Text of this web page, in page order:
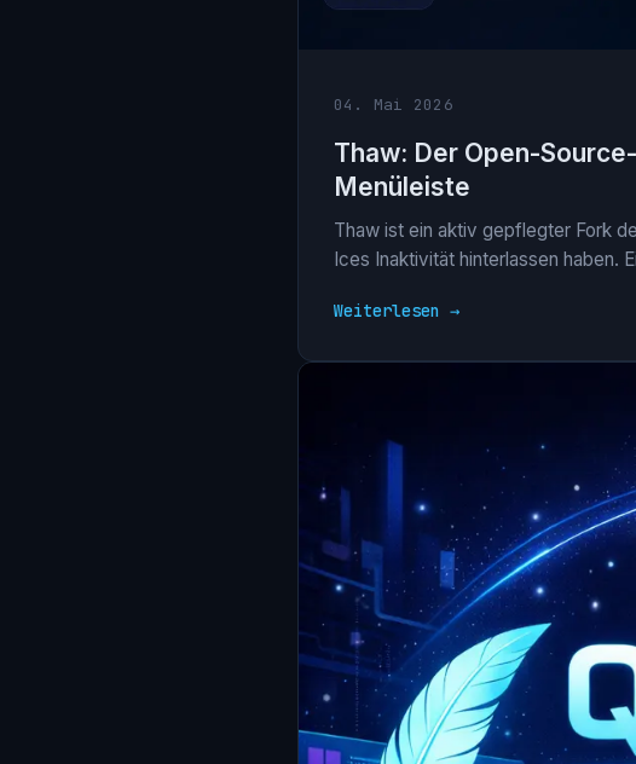
04. Mai 2026
Thaw: Der Open-
Menüleiste
Thaw ist ein aktiv gepflegter Fork
Ices Inaktivität hinterlassen haben.
Weiterlesen →